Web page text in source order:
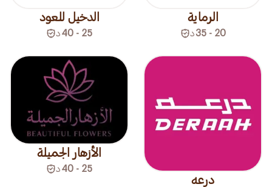
الرماية
20 - 35 د
الدخيل للعود
25 - 40 د
درعه
الأزهار الجميلة
25 - 40 د